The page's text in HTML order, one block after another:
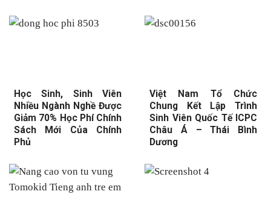
Học Sinh, Sinh Viên
Nhiều Ngành Nghề Được
Giảm 70% Học Phí Chính
Sách Mới Của Chính
Phủ
Việt Nam Tổ Chức
Chung Kết Lập Trình
Sinh Viên Quốc Tế ICPC
Châu Á – Thái Bình
Dương